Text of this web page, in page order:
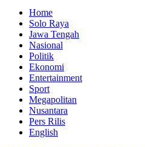
Home
Solo Raya
Jawa Tengah
Nasional
Politik
Ekonomi
Entertainment
Sport
Megapolitan
Nusantara
Pers Rilis
English